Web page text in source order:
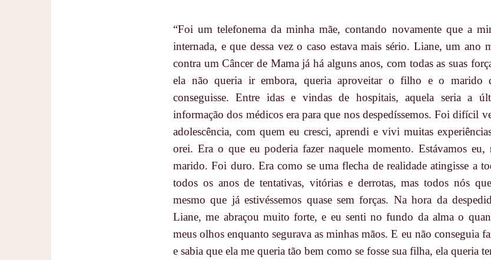
“Foi um telefonema da minha mãe, contando novamente que a
internada, e que dessa vez o caso estava mais sério. Liane, um ano
contra um Câncer de Mama já há alguns anos, com todas as suas
ela não queria ir embora, queria aproveitar o filho e o marido
conseguisse. Entre idas e vindas de hospitais, aquela seria a
informação dos médicos era para que nos despedíssemos. Foi difícil
adolescência, com quem eu cresci, aprendi e vivi muitas
orei. Era o que eu poderia fazer naquele momento. Estávamos
marido. Foi duro. Era como se uma flecha de realidade atingisse a
todos os anos de tentativas, vitórias e derrotas, mas todos nós
mesmo que já estivéssemos quase sem forças. Na hora da
Liane, me abraçou muito forte, e eu senti no fundo da alma o
meus olhos enquanto segurava as minhas mãos. E eu não conseguia
e sabia que ela me queria tão bem como se fosse sua filha, ela queria